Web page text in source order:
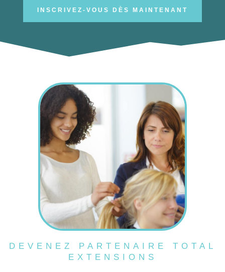
INSCRIVEZ-VOUS DÈS MAINTENANT
DEVENEZ PARTENAIRE TOTAL
EXTENSIONS